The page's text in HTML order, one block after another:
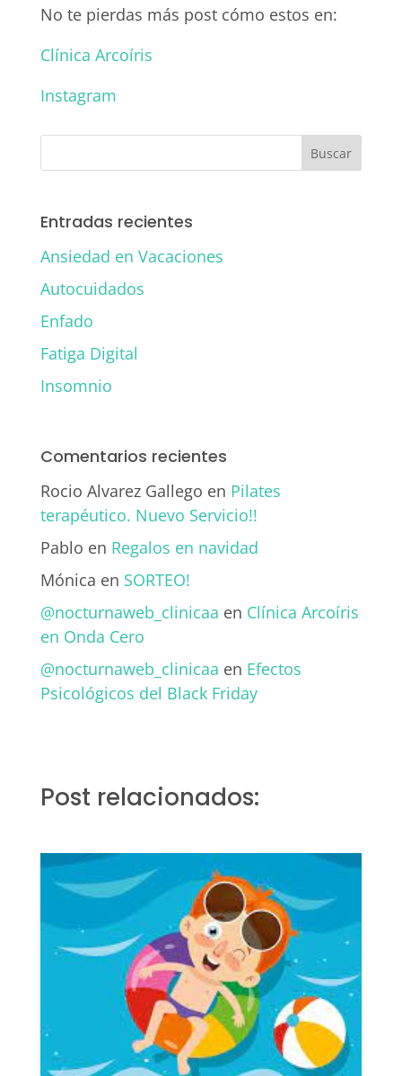
No te pierdas más post cómo estos en:
Clínica Arcoíris
Instagram
Entradas recientes
Ansiedad en Vacaciones
Autocuidados
Enfado
Fatiga Digital
Insomnio
Comentarios recientes
Rocio Alvarez Gallego en Pilates
terapéutico. Nuevo Servicio!!
Pablo en Regalos en navidad
Mónica en SORTEO!
@nocturnaweb_clinicaa en Clínica Arcoíris
en Onda Cero
@nocturnaweb_clinicaa en Efectos
Psicológicos del Black Friday
Post relacionados: